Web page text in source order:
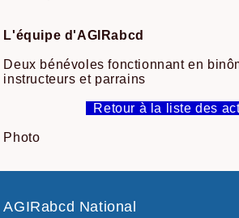
L'équipe d'AGIRabcd
Deux bénévoles fonctionnant en
instructeurs et parrains
Retour à la liste des
Photo
AGIRabcd National